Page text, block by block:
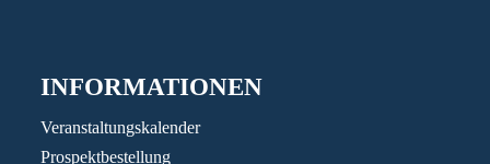
INFORMATIONEN
Veranstaltungskalender
Prospektbestellung